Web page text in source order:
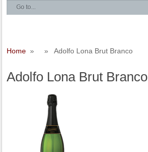
Home » » Adolfo Lona Brut Branco
Adolfo Lona Brut Branco